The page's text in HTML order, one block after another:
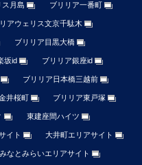
ス月島 ブリリア一番町
アウェリス文京千駄木
ブリリア目黒大橋
坂id ブリリア銀座id
ブリリア日本橋三越前
井桜町 ブリリア東戸塚
東建座間ハイツ
イト 大井町エリアサイト
なとみらいエリアサイト